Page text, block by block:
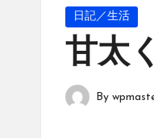
Posted
日記／生活
甘太
Posted
By